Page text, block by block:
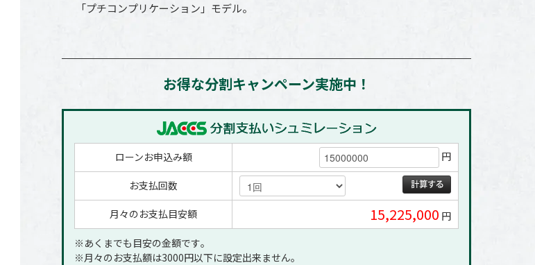
「プチコンプリケーション」モデル。
お得な分割キャンペーン実施中！
ローンお申込み額 円
お支払回数
月々のお支払目安額 15,225,000 円
※あくまでも目安の金額です｡
※月々のお支払額は3000円以下に設定出来ません｡